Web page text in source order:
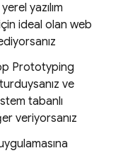
yazılım
ideal olan web
Prototyping
ve
tabanlı
veriyorsanız